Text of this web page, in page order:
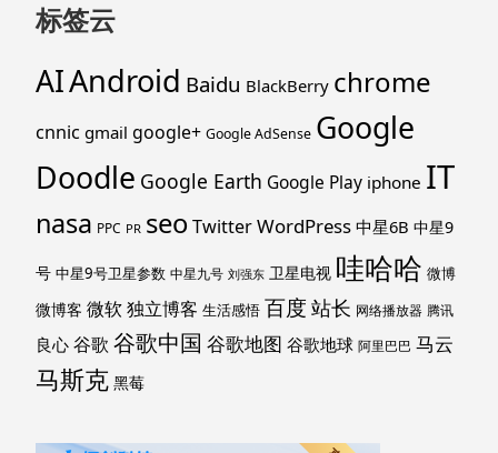
标签云
AIAndroid Baidu BlackBerry chrome
cnnic gmail google+ Google AdSense Google
Doodle Google Earth Google Play iphone IT
nasa PPC PR seoTwitterWordPress 中星6B 中星9
号 中星9号卫星参数 中星九号 刘强东 卫星电视 哇哈哈 微博
微博客 微软独立博客 生活感悟 百度 站长 网络播放器 腾讯
良心 谷歌 谷歌中国 谷歌地图 谷歌地球 阿里巴巴 马云
马斯克 黑莓